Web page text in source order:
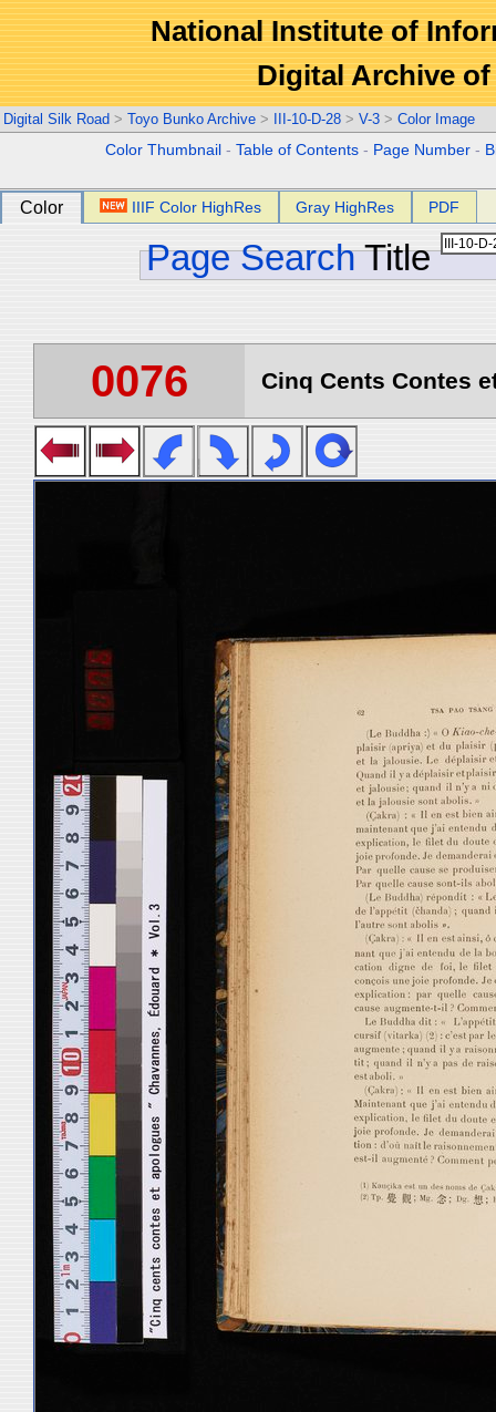
National Institute of
Digital Archive
Digital Silk Road > Toyo Bunko Archive > III-10-D-28 > V-3 > Color Image
Color Thumbnail -Table of Contents - Page Number -
Color IIIF Color HighRes Gray HighRes PDF
Page Search Title
0076 Cinq Cents Contes